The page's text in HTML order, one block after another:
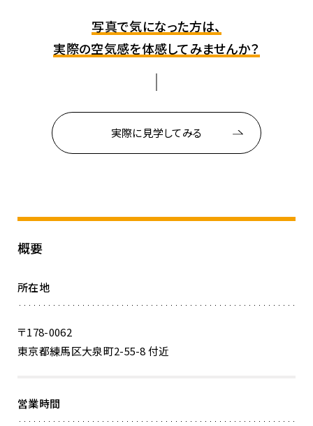
写真で気になった方は、
実際の空気感を体感してみませんか？
実際に見学してみる
概要
所在地
〒178-0062
東京都練馬区大泉町2-55-8 付近
営業時間